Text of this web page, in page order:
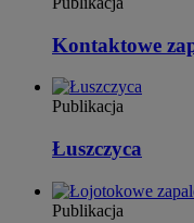
Kontaktowe
Publikacja
Łuszczyca
Publikacja